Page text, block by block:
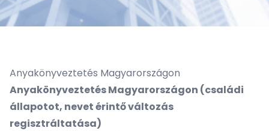
Anyakönyveztetés Magyarországon
Anyakönyveztetés Magyarországon (családi
állapotot, nevet érintő változás
regisztráltatása)